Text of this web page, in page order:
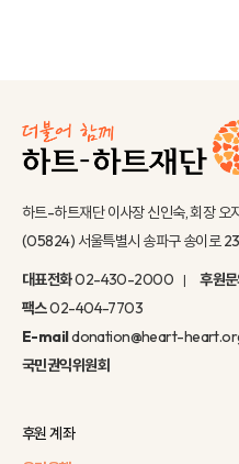
하트-하트재단 이사장 신인숙, 회장 오
(05824) 서울특별시 송파구 송이로
대표전화02-430-2000 후원
팩스02-404-7703
E-maildonation@heart-
국민권익위원회
후원 계좌